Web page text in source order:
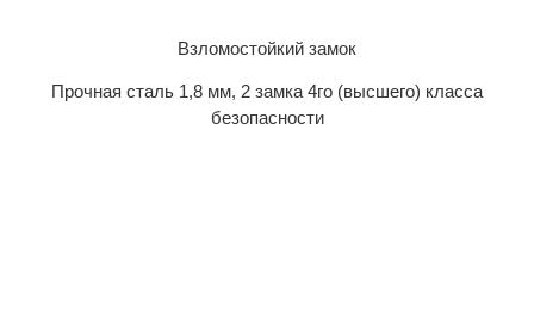
Взломостойкий замок
Прочная сталь 1,8 мм, 2 замка 4го (высшего) класса
безопасности